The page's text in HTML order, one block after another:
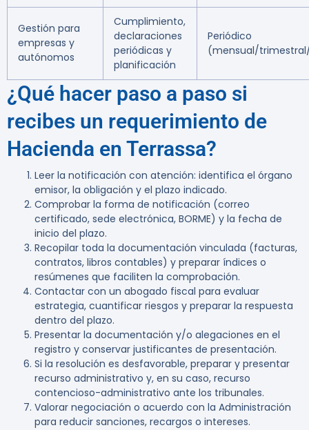
Gestión para
empresas y
autónomos
Cumplimiento,
declaraciones
periódicas y
planificación
Periódico
(mensual/
¿Qué hacer paso a paso si
recibes un requerimiento de
Hacienda en Terrassa?
Leer la notificación con atención: identifica el órgano
emisor, la obligación y el plazo indicado.
Comprobar la forma de notificación (correo
certificado, sede electrónica, BORME) y la fecha de
inicio del plazo.
Recopilar toda la documentación vinculada (facturas,
contratos, libros contables) y preparar índices o
resúmenes que faciliten la comprobación.
Contactar con un abogado fiscal para evaluar
estrategia, cuantificar riesgos y preparar la respuesta
dentro del plazo.
Presentar la documentación y/o alegaciones en el
registro y conservar justificantes de presentación.
Si la resolución es desfavorable, preparar y presentar
recurso administrativo y, en su caso, recurso
contencioso-administrativo ante los tribunales.
Valorar negociación o acuerdo con la Administración
para reducir sanciones, recargos o intereses.